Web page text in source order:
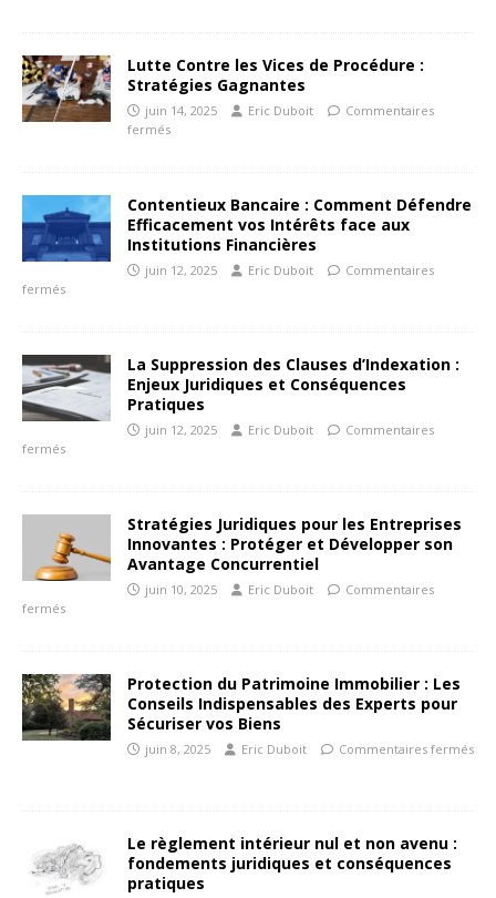
Lutte Contre les Vices de Procédure :
Stratégies Gagnantes
juin 14, 2025 Eric Duboit
Commentaires
fermés
Contentieux Bancaire : Comment Défendre
Efficacement vos Intérêts face aux
Institutions Financières
juin 12, 2025 Eric Duboit
Commentaires
fermés
La Suppression des Clauses d’Indexation :
Enjeux Juridiques et Conséquences
Pratiques
juin 12, 2025 Eric Duboit
Commentaires
fermés
Stratégies Juridiques pour les Entreprises
Innovantes : Protéger et Développer son
Avantage Concurrentiel
juin 10, 2025 Eric Duboit
Commentaires
fermés
Protection du Patrimoine Immobilier : Les
Conseils Indispensables des Experts pour
Sécuriser vos Biens
juin 8, 2025 Eric Duboit Commentaires fermés
Le règlement intérieur nul et non avenu :
fondements juridiques et conséquences
pratiques